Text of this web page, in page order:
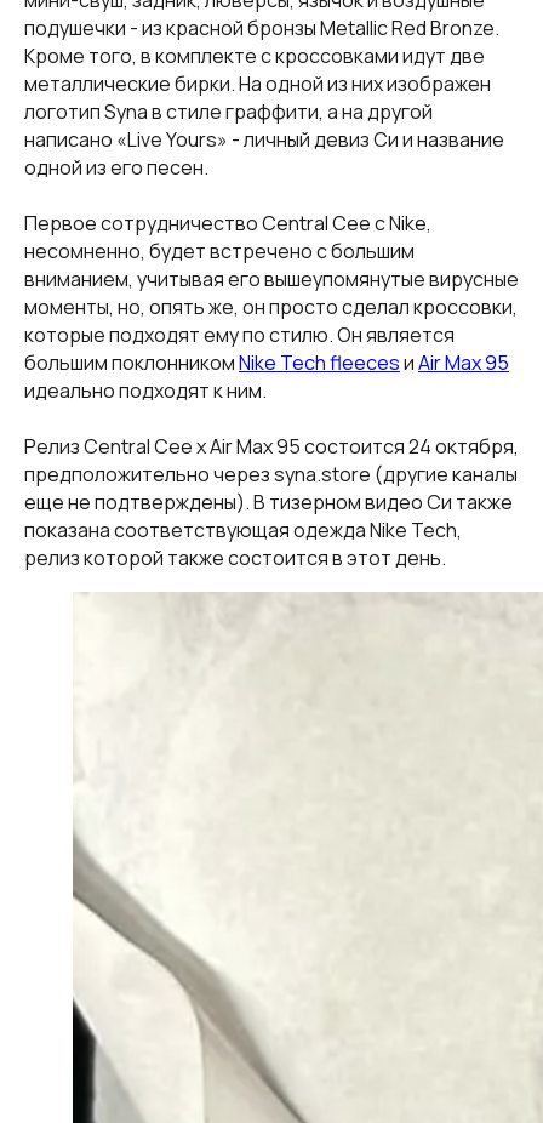
подушечки - из красной бронзы Metallic Red Bronze.
Кроме того, в комплекте с кроссовками идут две
металлические бирки. На одной из них изображен
логотип Syna в стиле граффити, а на другой
написано «Live Yours» - личный девиз Си и название
одной из его песен.
Первое сотрудничество Central Cee с Nike,
несомненно, будет встречено с большим
вниманием, учитывая его вышеупомянутые вирусные
моменты, но, опять же, он просто сделал кроссовки,
которые подходят ему по стилю. Он является
большим поклонникомNike Tech fleecesиAir Max 95
идеально подходят к ним.
Релиз Central Cee x Air Max 95 состоится 24 октября,
предположительно через syna.store (другие каналы
еще не подтверждены). В тизерном видео Си также
показана соответствующая одежда Nike Tech,
релиз которой также состоится в этот день.